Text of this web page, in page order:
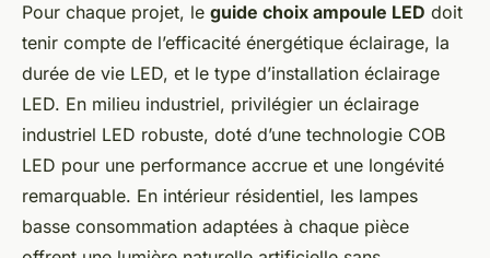
Pour chaque projet, le guide choix ampoule LED doit
tenir compte de l’efficacité énergétique éclairage, la
durée de vie LED, et le type d’installation éclairage
LED. En milieu industriel, privilégier un éclairage
industriel LED robuste, doté d’une technologie COB
LED pour une performance accrue et une longévité
remarquable. En intérieur résidentiel, les lampes
basse consommation adaptées à chaque pièce